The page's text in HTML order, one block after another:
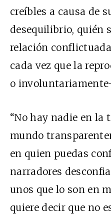
creíbles a causa de
desequilibrio, quién
relación
cada vez que la
o
“No hay nadie en la
mundo
en quien puedas
narradores
unos que lo son en
quiere decir que no